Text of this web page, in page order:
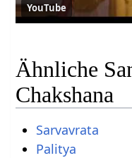
YouTube
Ähnliche
Chakshana
Sarvavrata
Palitya